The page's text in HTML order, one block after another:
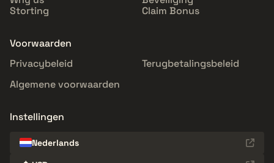
Storting
Claim Bonus
Voorwaarden
Privacybeleid
Terugbetalingsbeleid
Algemene voorwaarden
Instellingen
Nederlands